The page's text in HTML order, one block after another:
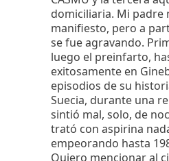
domiciliaria. Mi padre
manifiesto, pero a
se fue agravando.
luego el preinfarto,
exitosamente en
episodios de su
Suecia, durante una
sintió mal, solo, de
trató con aspirina
empeorando hasta
Quiero mencionar al